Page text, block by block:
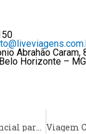
Abrahão Caram,
Horizonte – MG
Checklist Essencial para viagem corporativa sem problemas!